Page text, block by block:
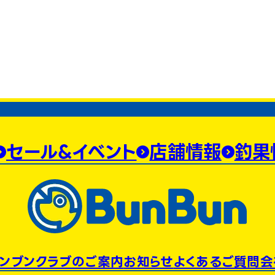
セール&イベント 店舗情報 釣
ブンクラブのご案内お知らせよくあるご質問